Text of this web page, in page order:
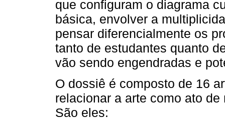
que configuram o diagrama
básica, envolver a
pensar diferencialmente os
tanto de estudantes quanto
vão sendo engendradas e
O dossiê é composto de 16
relacionar a arte como ato
São eles: